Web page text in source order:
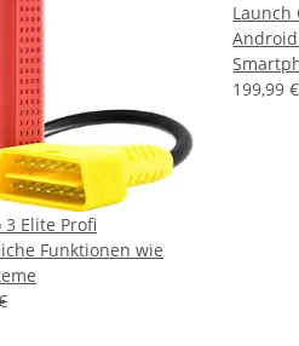
3 Elite Profi
Funktionen wie
Launch
199,99